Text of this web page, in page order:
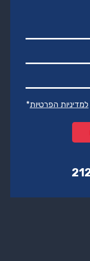
למדיניות הפרטיות*